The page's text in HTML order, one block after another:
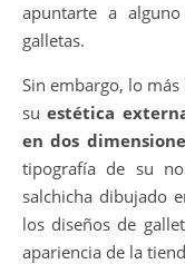
apuntarte a
galletas.
Sin embargo, lo
suestética
en dos
tipografía de su
salchicha dibujado
los diseños de
apariencia de la